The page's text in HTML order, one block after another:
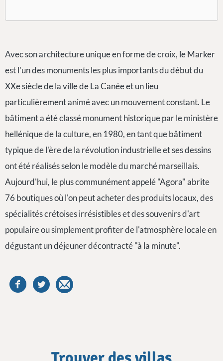
Avec son architecture unique en forme de croix, le Marker
est l'un des monuments les plus importants du début du
XXe siècle de la ville de La Canée et un lieu
particulièrement animé avec un mouvement constant. Le
bâtiment a été classé monument historique par le ministère
hellénique de la culture, en 1980, en tant que bâtiment
typique de l'ère de la révolution industrielle et ses dessins
ont été réalisés selon le modèle du marché marseillais.
Aujourd'hui, le plus communément appelé "Agora" abrite
76 boutiques où l'on peut acheter des produits locaux, des
spécialités crétoises irrésistibles et des souvenirs d'art
populaire ou simplement profiter de l'atmosphère locale en
dégustant un déjeuner décontracté "à la minute".